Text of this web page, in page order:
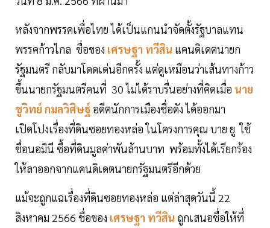
หลังจากพรรคเพื่อไทย ได้เป็นแกนนำจัดตั้งรัฐบาลแทน
พรรคก้าวไกล ชื่อของ เศรษฐา ทวีสิน แคนดิเดตนายก
รัฐมนตรี กลับมาโดดเด่นอีกครั้ง แต่ดูเหมือนว่าเส้นทางก้าว
ขึ้นนายกรัฐมนตรีคนที่ 30 ไม่ได้ราบรื่นอย่างที่คิดเมื่อ นาย
ชูวิทย์ กมลวิศิษฐ์ อดีตนักการเมืองชื่อดัง ได้ออกมา
เปิดโปงเรื่องที่ดินซอยทองหล่อ ในโครงการคุณ บาย ยู ใช้
ชื่อนอมินี ซื้อที่ดินมูลค่าพันล้านบาท พร้อมทั้งได้เรียกร้อง
ให้ลาออกจากแคนดิเดตนายกรัฐมนตรีอีกด้วย
แม้จะถูกแฉเรื่องที่ดินซอยทองหล่อ แต่ล่าสุดวันนี้ 22
สิงหาคม 2566 ชื่อของ เศรษฐา ทวีสิน ถูกเสนอชื่อให้ที่